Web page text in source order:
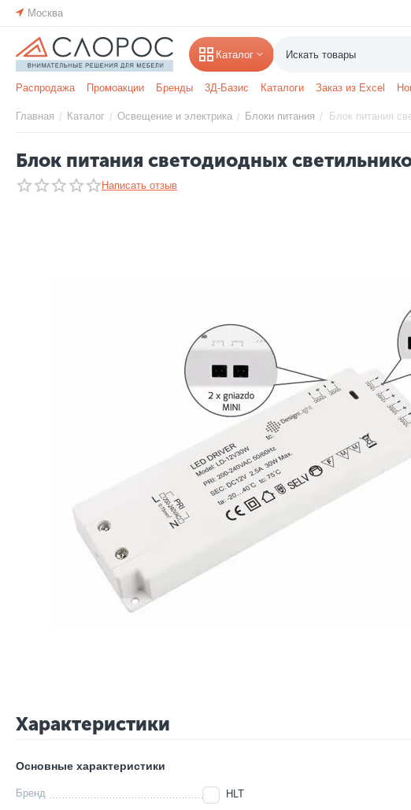
Москва
Каталог
Распродажа Промоакции Бренды 3Д-Базис Каталоги Заказ из Excel
Главная / Каталог / Освещение и электрика / Блоки питания / Блок питания
Блок питания светодиодных
Написать отзыв
Характеристики
Основные характеристики
Бренд HLT